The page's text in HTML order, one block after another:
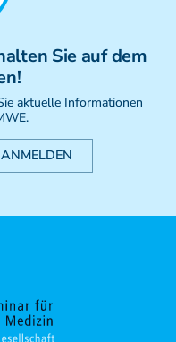
Sie auf dem
aktuelle Informationen